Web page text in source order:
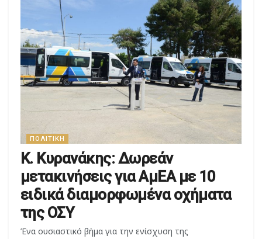
ΠΟΛΙΤΙΚΉ
Κ. Κυρανάκης: Δωρεάν
μετακινήσεις για ΑμΕΑ με 10
ειδικά διαμορφωμένα οχήματα
της ΟΣΥ
Ένα ουσιαστικό βήμα για την ενίσχυση της
προσβασιμότητας στις δημόσιες αστικές συγκοινωνίες
υλοποιείται στην Αττική, με την αύξηση των